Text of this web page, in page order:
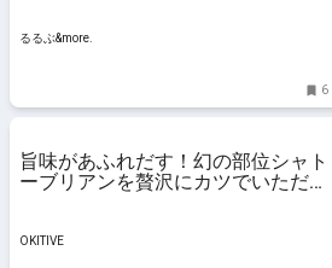
るるぶ&more.
6
旨味があふれだす！幻の部位シャト
ーブリアンを贅沢にカツでいただ
OKITIVE